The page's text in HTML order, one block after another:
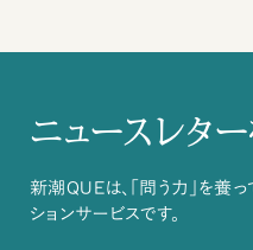
ニュースレタ
新潮QUEは、「問う力」を養
ションサービスです。